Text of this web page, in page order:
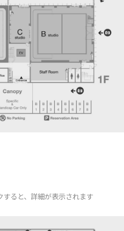
すると、詳細が表⽰されます